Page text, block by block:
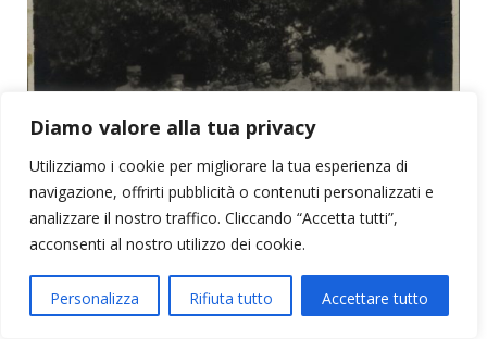
Diamo valore alla tua privacy
Utilizziamo i cookie per migliorare la tua esperienza di
navigazione, offrirti pubblicità o contenuti personalizzati e
analizzare il nostro traffico. Cliccando “Accetta tutti”,
acconsenti al nostro utilizzo dei cookie.
Personalizza Rifiuta tutto Accettare tutto
La Grande Guerra
4 aprile